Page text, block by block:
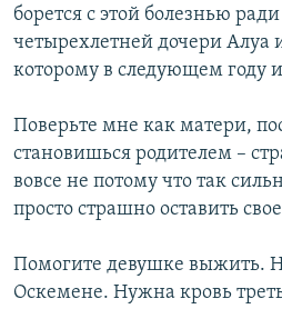
борется с этой болезнью
четырехлетней дочери Алуа
которому в следующем году
Поверьте мне как матери,
становишься родителем –
вовсе не потому что так
просто страшно оставить
Помогите девушке выжить.
Оскемене. Нужна кровь